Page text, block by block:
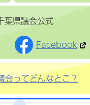
葉県議会公式
Facebook
会ってどんなとこ？